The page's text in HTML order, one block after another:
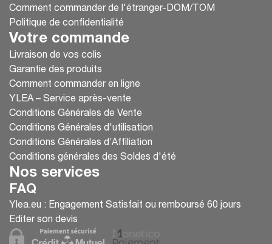
Comment commander de l'étranger-DOM/TOM
Politique de confidentialité
Votre commande
Livraison de vos colis
Garantie des produits
Comment commander en ligne
YLEA – Service après-vente
Conditions Générales de Vente
Conditions Générales d'utilisation
Conditions Générales d’Affiliation
Conditions générales des Soldes d'été
Nos services
FAQ
Ylea.eu : Engagement Satisfait ou remboursé 60 jours
Editer son devis